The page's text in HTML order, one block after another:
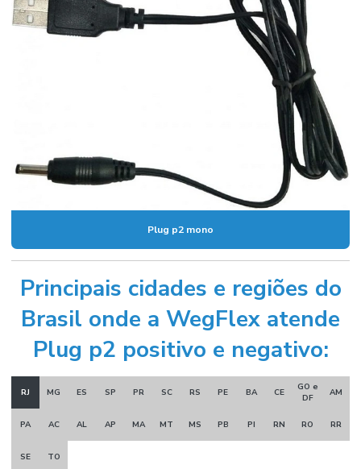
Plug p2 mono
Principais cidades e regiões do
Brasil onde a WegFlex atende
Plug p2 positivo e negativo:
RJ MG ES SP PR SC RS PE BA CE
GO e
DF
AM
PA AC AL AP MA MT MS PB PI RN RO RR
SE TO